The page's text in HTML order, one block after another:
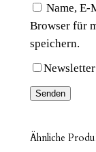
n
g
e
Name, E-
Browser für
speichern.
Ähnliche